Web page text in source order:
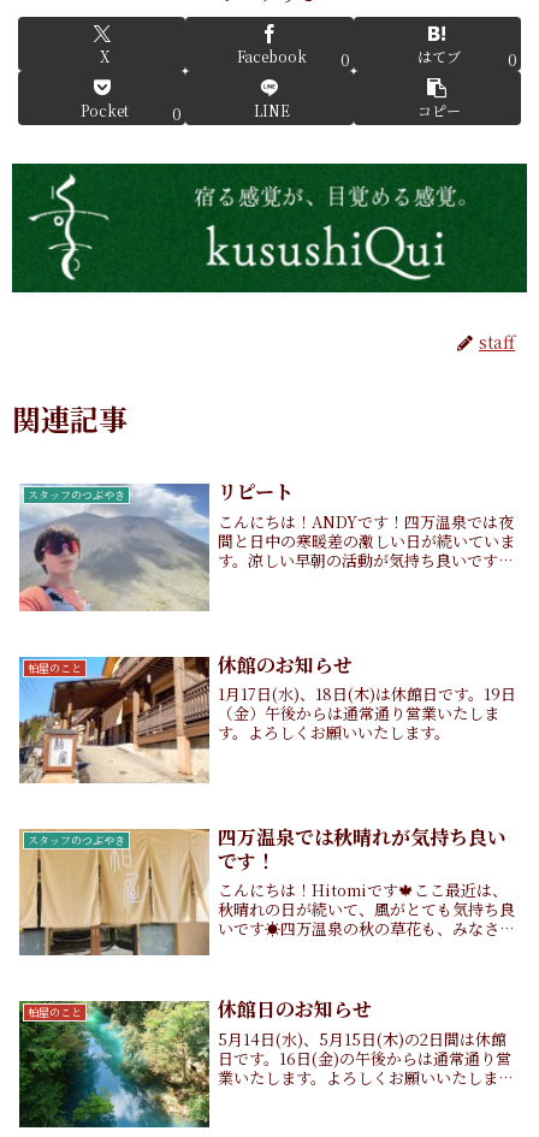
X Facebook 0 はてブ 0
Pocket 0 LINE コピー
staff
関連記事
スタッフのつぶやき リピート
こんにちは！ANDYです！四万温泉では夜
間と日中の寒暖差の激しい日が続いていま
す。涼しい早朝の活動が気持ち良いです
柏屋のこと 休館のお知らせ
1月17日(水)、18日(木)は休館日です。19日
（金）午後からは通常通り営業いたしま
す。よろしくお願いいたします。
スタッフのつぶやき
四万温泉では秋晴れが気持ち良い
です！
こんにちは！Hitomiです🍁ここ最近は、
秋晴れの日が続いて、風がとても気持ち良
いです☀️四万温泉の秋の草花も、みなさま
から...
柏屋のこと 休館日のお知らせ
5月14日(水)、5月15日(木)の2日間は休館
日です。16日(金)の午後からは通常通り営
業いたします。よろしくお願いいたしま